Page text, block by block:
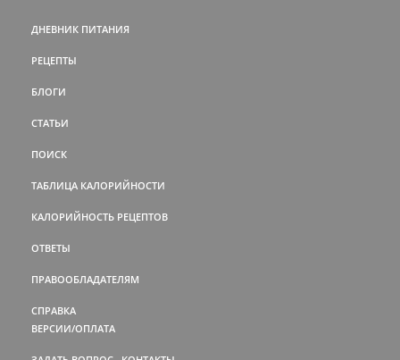
ДНЕВНИК ПИТАНИЯ
РЕЦЕПТЫ
БЛОГИ
СТАТЬИ
ПОИСК
ТАБЛИЦА КАЛОРИЙНОСТИ
КАЛОРИЙНОСТЬ РЕЦЕПТОВ
ОТВЕТЫ
ПРАВООБЛАДАТЕЛЯМ
СПРАВКА
ВЕРСИИ/ОПЛАТА